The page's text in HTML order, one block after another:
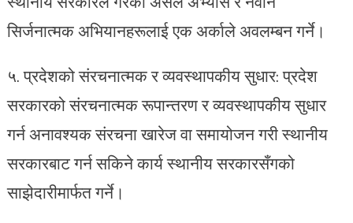
सिर्जनात्मक अभियानहरूलाई एक अर्काले अवलम्बन गर्ने।
५.⁠ ⁠प्रदेशको संरचनात्मक र व्यवस्थापकीय सुधार: प्रदेश
सरकारको संरचनात्मक रूपान्तरण र व्यवस्थापकीय सुधार
गर्न अनावश्यक संरचना खारेज वा समायोजन गरी स्थानीय
सरकारबाट गर्न सकिने कार्य स्थानीय सरकारसँगको
साझेदारीमार्फत गर्ने।